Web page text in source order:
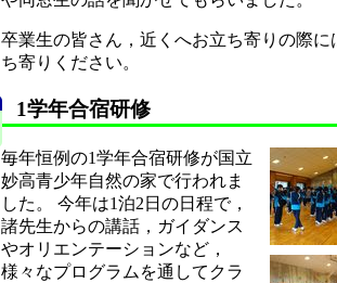
卒業生の皆さん，近くへお立ち寄りの際
ち寄りください。
1学年合宿研修
毎年恒例の1学年合宿研修が国立
妙高青少年自然の家で行われま
した。 今年は1泊2日の日程で，
諸先生からの講話，ガイダンス
やオリエンテーションなど，
様々なプログラムを通してクラ